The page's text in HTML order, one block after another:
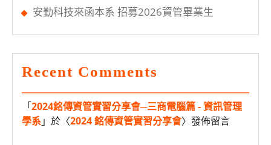
安勤科技來函本系 招募2026資管畢業生
Recent Comments
「2024銘傳資管實習分享會─三商電腦篇 - 資訊管理
學系」於〈2024 銘傳資管實習分享會〉發佈留言